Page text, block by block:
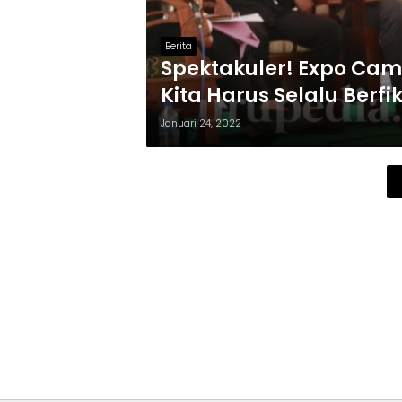
Berita
Spektakuler! Expo
Kita Harus Selalu
Januari 24, 2022